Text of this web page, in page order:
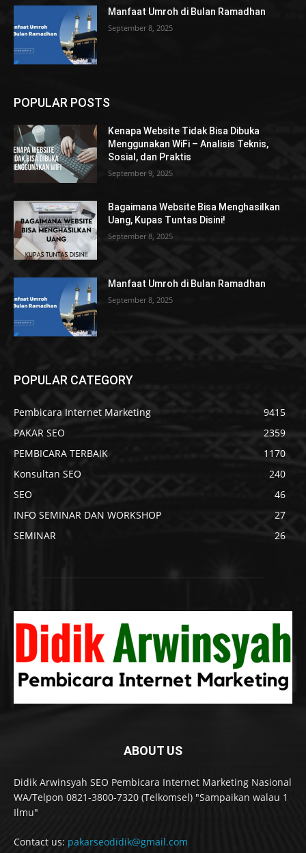
Manfaat Umroh di Bulan Ramadhan
September 8, 2025
POPULAR POSTS
Kenapa Website Tidak Bisa Dibuka
Menggunakan WiFi – Analisis Teknis,
Sosial, dan Praktis
September 9, 2025
Bagaimana Website Bisa Menghasilkan
Uang, Kupas Tuntas Disini!
September 8, 2025
Manfaat Umroh di Bulan Ramadhan
September 8, 2025
POPULAR CATEGORY
Pembicara Internet Marketing
9415
PAKAR SEO
2359
PEMBICARA TERBAIK
1170
Konsultan SEO
240
SEO
46
INFO SEMINAR DAN WORKSHOP
27
SEMINAR
26
ABOUT US
Didik Arwinsyah SEO Pembicara Internet Marketing Nasional
WA/Telpon 0821-3800-7320 (Telkomsel) "Sampaikan walau 1
Ilmu"
Contact us: pakarseodidik@gmail.com